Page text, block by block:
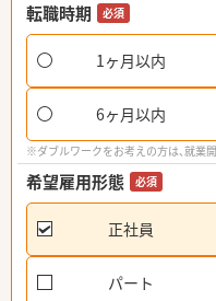
転職時期 必須
1ヶ月以内
6ヶ月以内
※ダブルワークをお考えの方は、就業
希望雇用形態 必須
正社員
パート